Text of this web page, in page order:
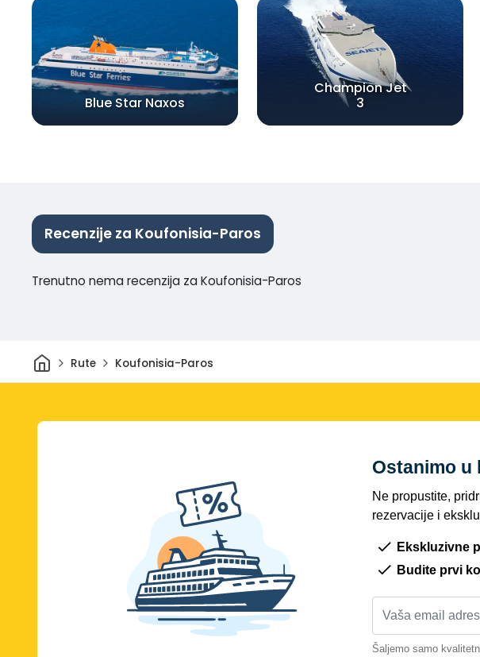
Blue Star Naxos
Champion Jet
3
Recenzije za Koufonisia-Paros
Trenutno nema recenzija za Koufonisia-Paros
DomRute Koufonisia-Paros
Ostanimo u
Ne propustite,
rezervacije i
Ekskluzivne
Budite prvi
Šaljemo samo